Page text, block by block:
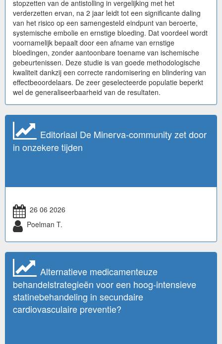
stopzetten van de antistolling in vergelijking met het
verderzetten ervan, na 2 jaar leidt tot een significante daling
van het risico op een samengesteld eindpunt van beroerte,
systemische embolie en ernstige bloeding. Dat voordeel wordt
voornamelijk bepaalt door een afname van ernstige
bloedingen, zonder aantoonbare toename van ischemische
gebeurtenissen. Deze studie is van goede methodologische
kwaliteit dankzij een correcte randomisering en blindering van
effectbeoordelaars. De zeer geselecteerde populatie beperkt
wel de generaliseerbaarheid van de resultaten.
Editoriaal De Minerva-community zet door
in onzekere tijden
26 06 2026
Poelman T.
Alternatieve medicamenteuze
behandelstrategieën voor een hoog-intensieve
statinebehandeling in secundaire
cardiovasculaire preventie?